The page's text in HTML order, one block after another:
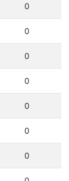
0
0
0
0
0
0
0